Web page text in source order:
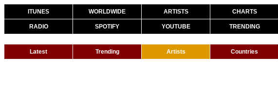
ITUNES WORLDWIDE ARTISTS CHARTS
RADIO SPOTIFY YOUTUBE TRENDING
Latest Trending Artists Countries